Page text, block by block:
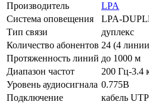
Производитель
LPA
Система оповещения
LPA-
Тип связи
дуплекс
Количество абонентов 24 (4
Протяженность линий до 1000 м
Диапазон частот
200 Гц-3.4
Уровень аудиосигнала 0.775В
Подключение
кабель